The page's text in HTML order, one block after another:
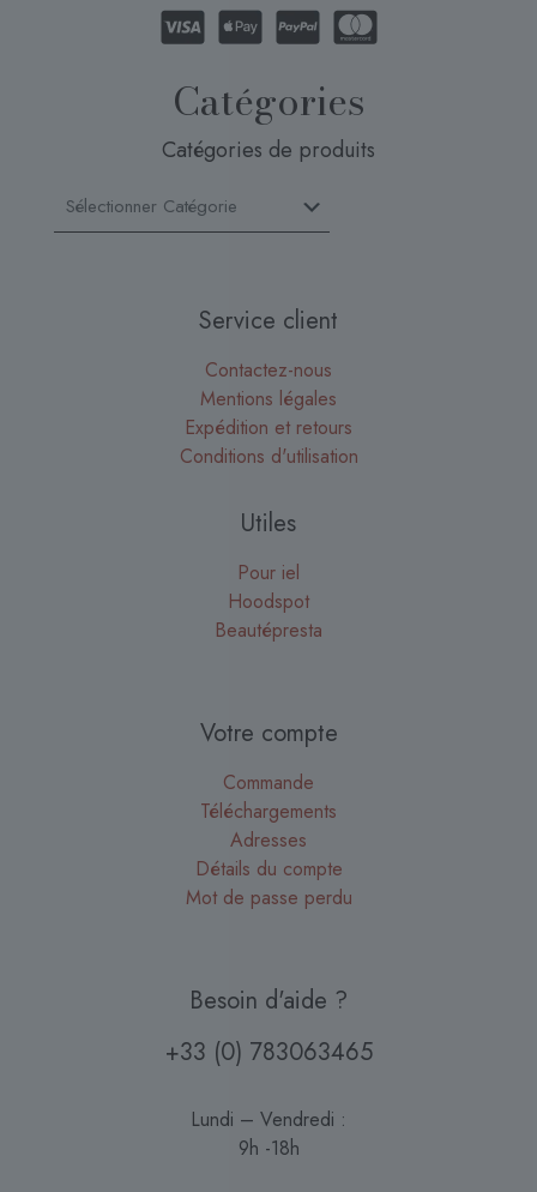
Catégories
Catégories de produits
Service client
Contactez-nous
Mentions légales
Expédition et retours
Conditions d'utilisation
Utiles
Pour iel
Hoodspot
Beautépresta
Votre compte
Commande
Téléchargements
Adresses
Détails du compte
Mot de passe perdu
Besoin d'aide ?
+33 (0) 783063465
Lundi – Vendredi :
9h -18h